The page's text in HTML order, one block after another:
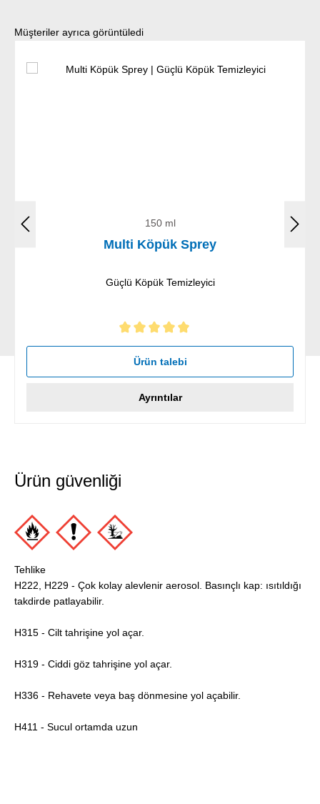
Ürün galerisini atla
Müşteriler ayrıca görüntüledi
150 ml
Multi Köpük Sprey
Güçlü Köpük Temizleyici
5 yıldız üzerinden 5 ortalama puanı
Ürün talebi
Ayrıntılar
Ürün güvenliği
Tehlike
H222, H229 - Çok kolay alevlenir aerosol. Basınçlı kap: ısıtıldığı
takdirde patlayabilir.
H315 - Cilt tahrişine yol açar.
H319 - Ciddi göz tahrişine yol açar.
H336 - Rehavete veya baş dönmesine yol açabilir.
H411 - Sucul ortamda uzun